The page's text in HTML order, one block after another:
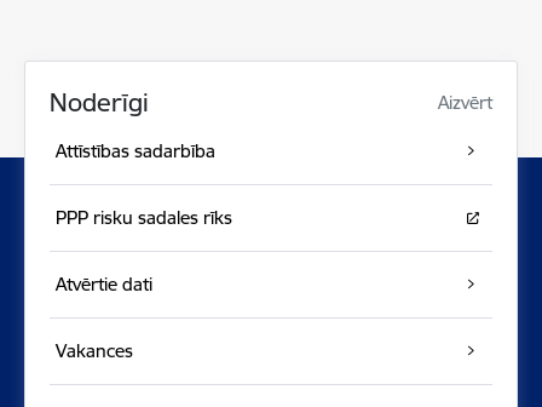
Noderīgi Aizvērt
Attīstības sadarbība
PPP risku sadales rīks
Atvērtie dati
Vakances